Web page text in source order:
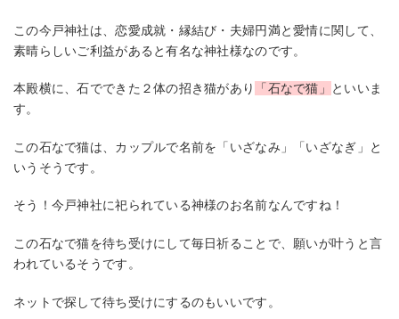
この今戸神社は、恋愛成就・縁結び・夫婦円満と愛情に関して、
素晴らしいご利益があると有名な神社様なのです。
本殿横に、石でできた２体の招き猫があり 「石なで猫」
といいま
す。
この石なで猫は、カップルで名前を「いざなみ」「いざなぎ」と
いうそうです。
そう！今戸神社に祀られている神様のお名前なんですね！
この石なで猫を待ち受けにして毎日祈ることで、願いが叶うと言
われているそうです。
ネットで探して待ち受けにするのもいいです。